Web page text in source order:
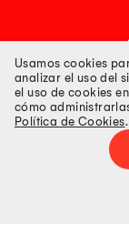
Tiendas
Precios
Usamos cookies
analizar el uso del
el uso de cookies
cómo
Política de Cookies.